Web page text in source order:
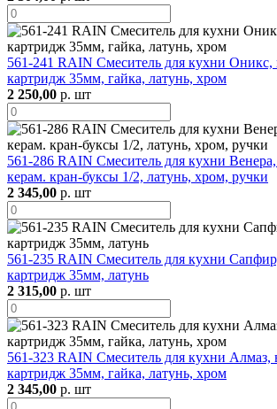
561-241 RAIN Смеситель для кухни Оникс,
картридж 35мм, гайка, латунь, хром
2 250,00 р. шт
561-286 RAIN Смеситель для кухни
керам. кран-буксы 1/2, латунь, хром, ручки
2 345,00 р. шт
561-235 RAIN Смеситель для кухни
картридж 35мм, латунь
2 315,00 р. шт
561-323 RAIN Смеситель для кухни Алмаз,
картридж 35мм, гайка, латунь, хром
2 345,00 р. шт